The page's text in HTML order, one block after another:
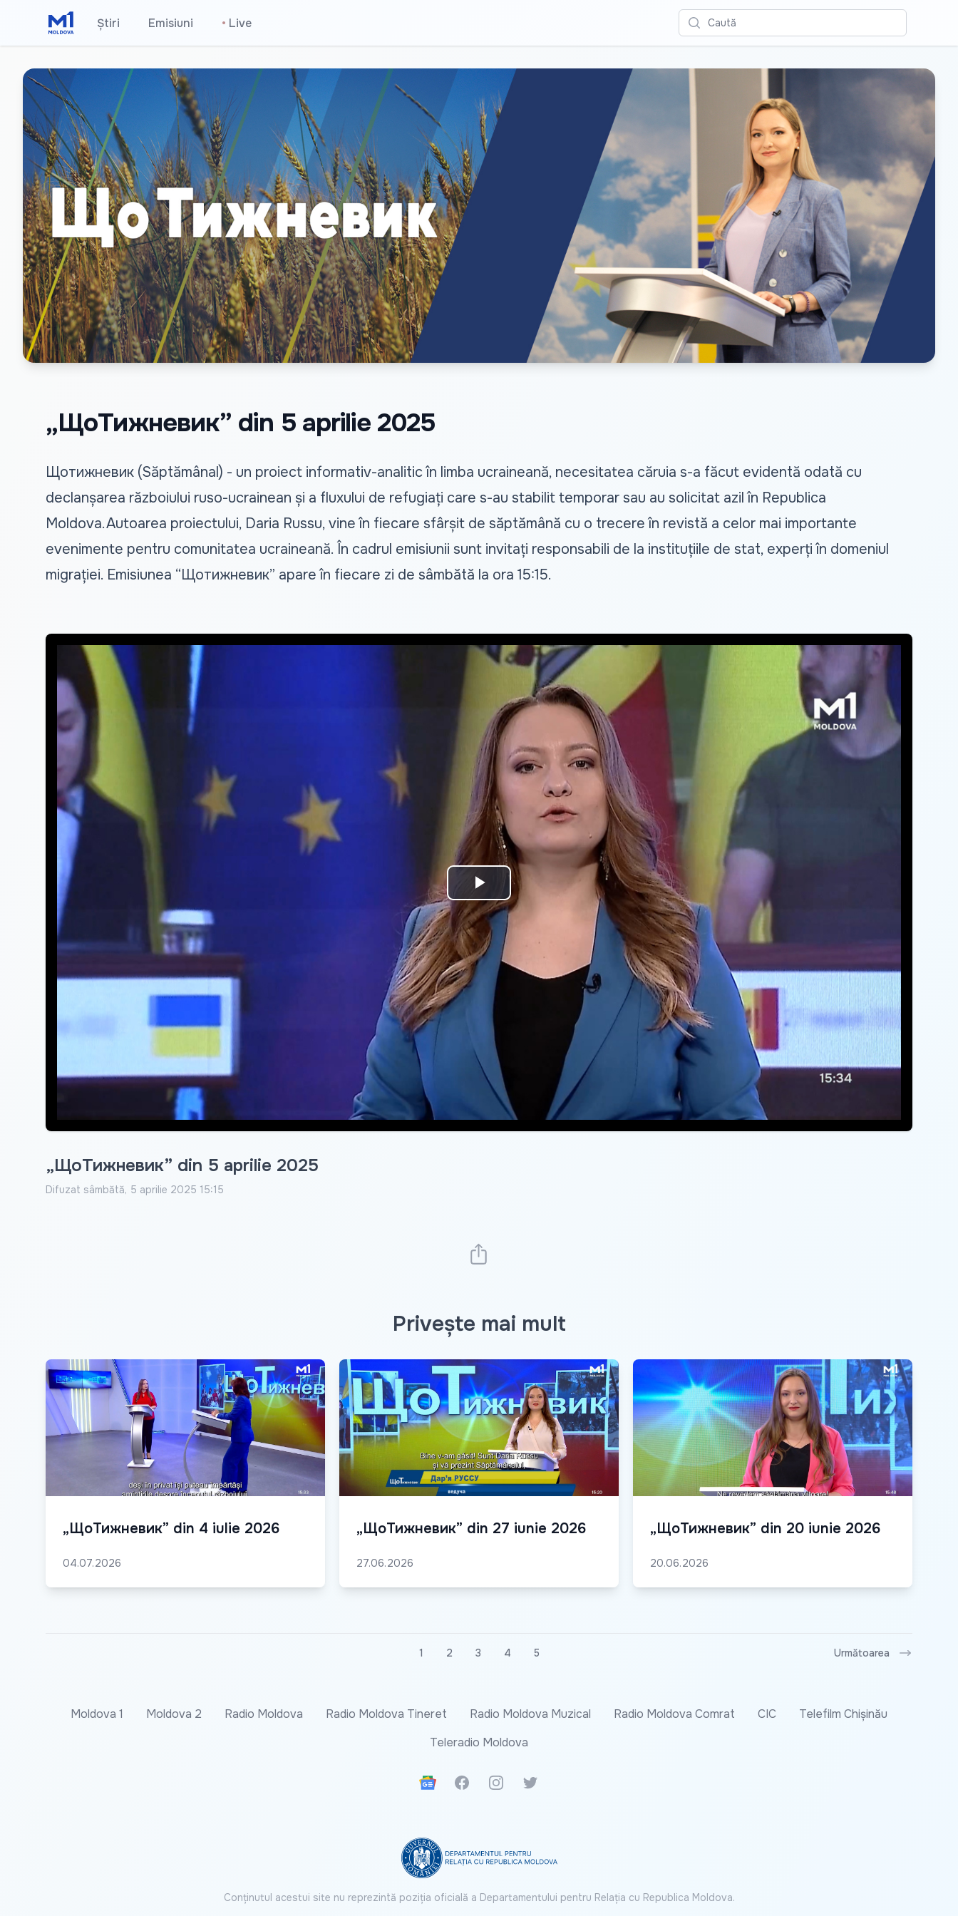
Știri Emisiuni • Live Caută
„ЩоТижневик” din 5 aprilie 2025
Щотижневик (Săptămânal) - un proiect informativ-analitic în limba ucraineană, necesitatea căruia s-a făcut evidentă odată cu
declanșarea războiului ruso-ucrainean și a fluxului de refugiați care s-au stabilit temporar sau au solicitat azil în Republica
Moldova.Autoarea proiectului, Daria Russu, vine în fiecare sfârșit de săptămână cu o trecere în revistă a celor mai importante
evenimente pentru comunitatea ucraineană. În cadrul emisiunii sunt invitați responsabili de la instituțiile de stat, experți în domeniul
migrației. Emisiunea “Щотижневик” apare în fiecare zi de sâmbătă la ora 15:15.
Play
Video
„ЩоТижневик” din 5 aprilie 2025
Difuzat sâmbătă, 5 aprilie 2025 15:15
Privește mai mult
„ЩоТижневик” din 4 iulie 2026
04.07.2026
„ЩоТижневик” din 27 iunie 2026
27.06.2026
„ЩоТижневик” din 20 iunie 2026
20.06.2026
1 2 3 4 5 Următoarea
Moldova 1 Moldova 2 Radio Moldova Radio Moldova Tineret Radio Moldova Muzical Radio Moldova Comrat CIC
Telefilm Chișinău
Teleradio Moldova
Google News
FacebookInstagramTwitter
Conținutul acestui site nu reprezintă poziția oficială a Departamentului pentru Relația cu Republica Moldova.